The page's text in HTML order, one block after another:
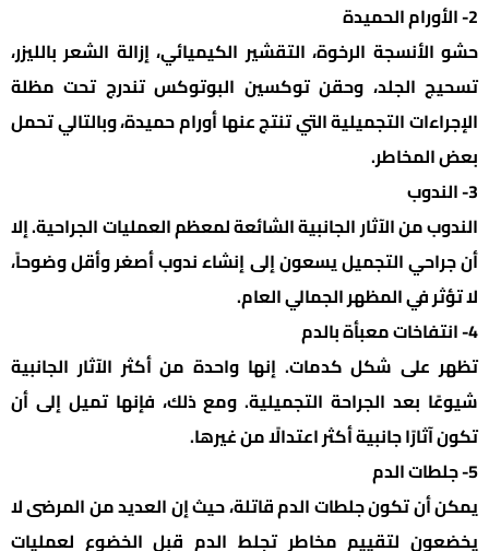
حشو الأنسجة الرخوة، التقشير الكيميائي، إزالة الشعر بالليزر،
تسحيج الجلد، وحقن توكسين البوتوكس تندرج تحت مظلة
الإجراءات التجميلية التي تنتج عنها أورام حميدة، وبالتالي تحمل
بعض المخاطر.
الندوب من الآثار الجانبية الشائعة لمعظم العمليات الجراحية. إلا
أن جراحي التجميل يسعون إلى إنشاء ندوب أصغر وأقل وضوحاً،
لا تؤثر في المظهر الجمالي العام.
تظهر على شكل كدمات. إنها واحدة من أكثر الآثار الجانبية
شيوعًا بعد الجراحة التجميلية. ومع ذلك، فإنها تميل إلى أن
تكون آثارًا جانبية أكثر اعتدالًا من غيرها.
يمكن أن تكون جلطات الدم قاتلة، حيث إن العديد من المرضى لا
يخضعون لتقييم مخاطر تجلط الدم قبل الخضوع لعمليات